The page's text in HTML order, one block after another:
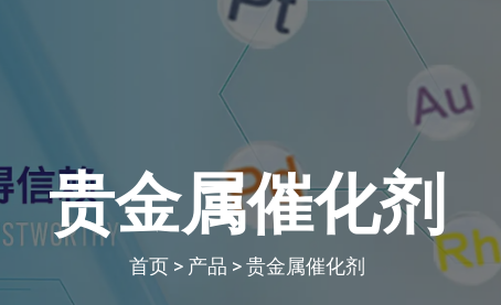
贵金属催化剂
首页 > 产品 >贵金属催化剂